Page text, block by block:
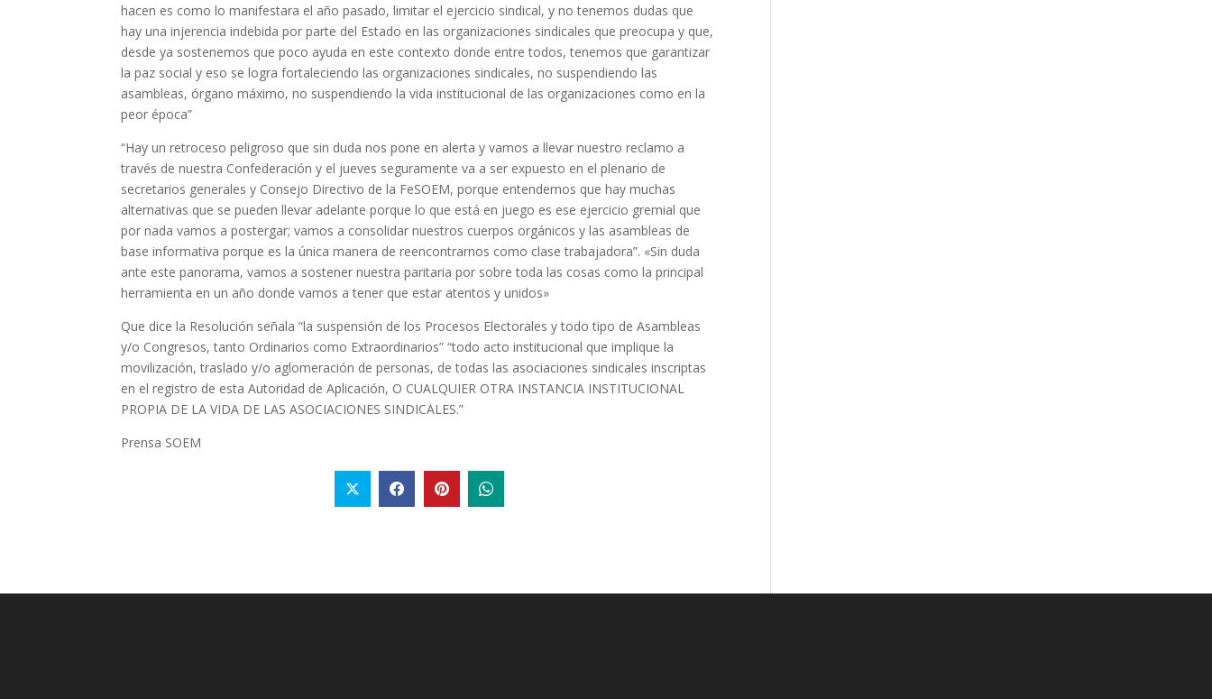
hacen es como lo manifestara el año pasado, limitar el ejercicio sindical, y no tenemos dudas que
hay una injerencia indebida por parte del Estado en las organizaciones sindicales que preocupa y que,
desde ya sostenemos que poco ayuda en este contexto donde entre todos, tenemos que garantizar
la paz social y eso se logra fortaleciendo las organizaciones sindicales, no suspendiendo las
asambleas, órgano máximo, no suspendiendo la vida institucional de las organizaciones como en la
peor época”
“Hay un retroceso peligroso que sin duda nos pone en alerta y vamos a llevar nuestro reclamo a
través de nuestra Confederación y el jueves seguramente va a ser expuesto en el plenario de
secretarios generales y Consejo Directivo de la FeSOEM, porque entendemos que hay muchas
alternativas que se pueden llevar adelante porque lo que está en juego es ese ejercicio gremial que
por nada vamos a postergar; vamos a consolidar nuestros cuerpos orgánicos y las asambleas de
base informativa porque es la única manera de reencontrarnos como clase trabajadora”. «Sin duda
ante este panorama, vamos a sostener nuestra paritaria por sobre toda las cosas como la principal
herramienta en un año donde vamos a tener que estar atentos y unidos»
Que dice la Resolución señala “la suspensión de los Procesos Electorales y todo tipo de Asambleas
y/o Congresos, tanto Ordinarios como Extraordinarios” “todo acto institucional que implique la
movilización, traslado y/o aglomeración de personas, de todas las asociaciones sindicales inscriptas
en el registro de esta Autoridad de Aplicación, O CUALQUIER OTRA INSTANCIA INSTITUCIONAL
PROPIA DE LA VIDA DE LAS ASOCIACIONES SINDICALES.”
Prensa SOEM